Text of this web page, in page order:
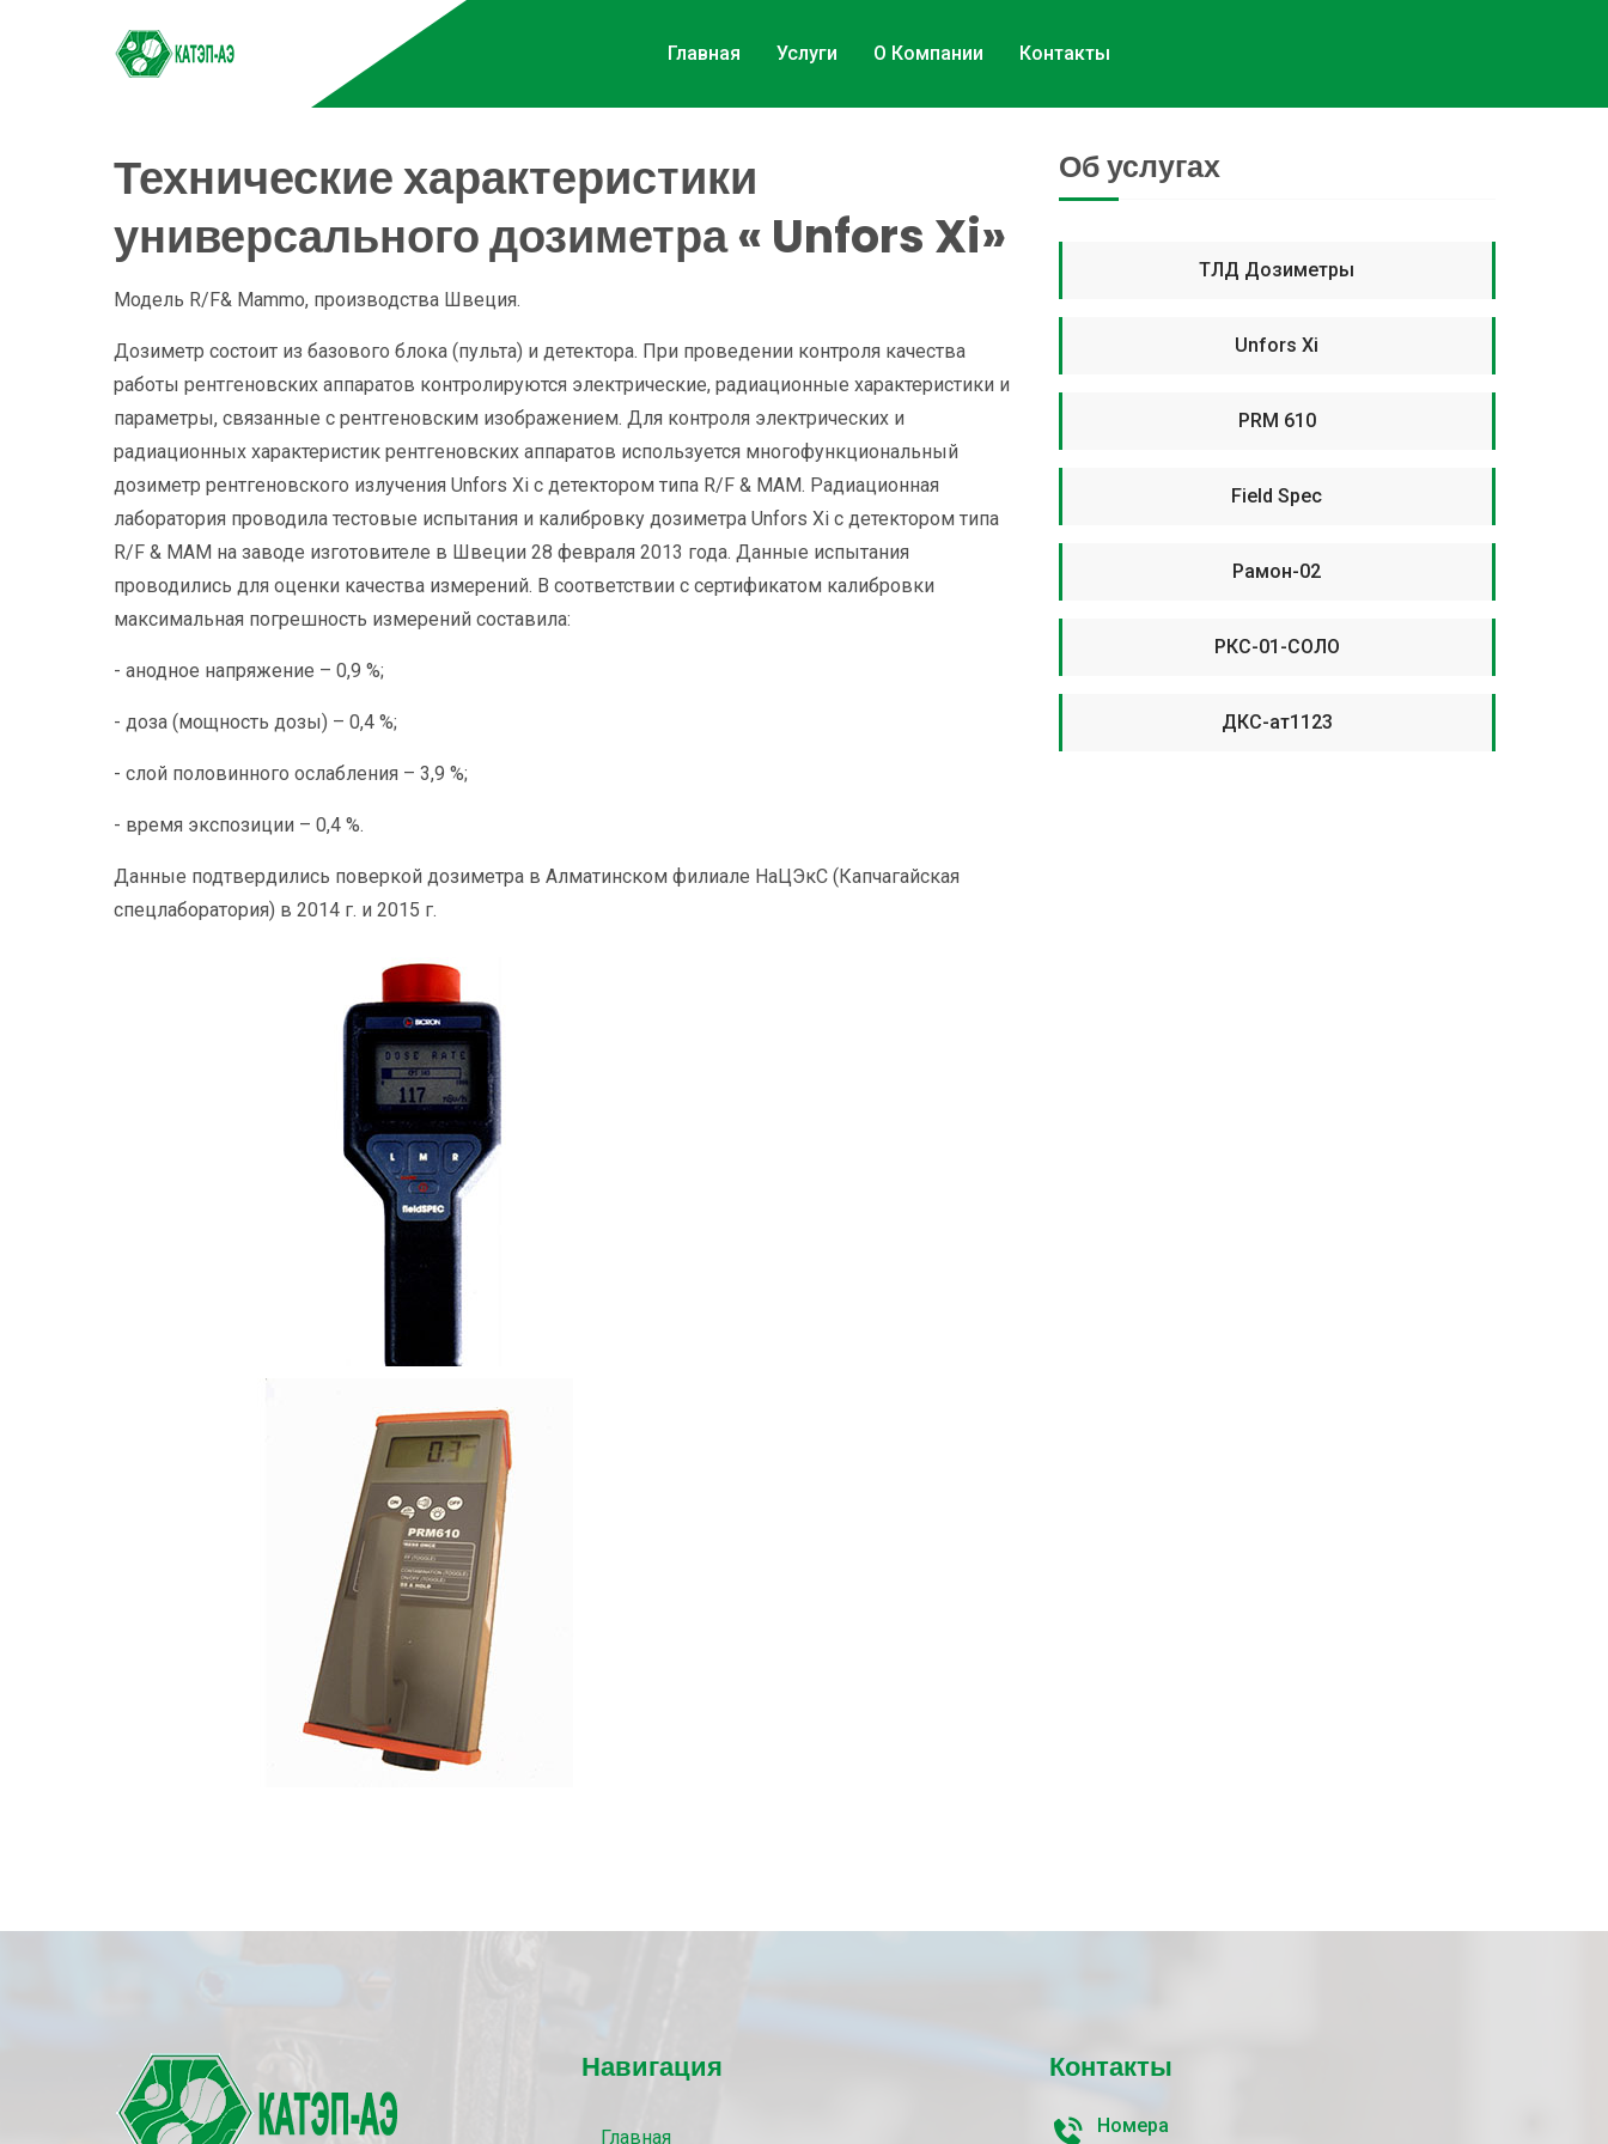
Главная
Услуги О Компании Контакты
Технические характеристики
универсального дозиметра « Unfors Xi»
Модель R/F& Mammo, производства Швеция.
Дозиметр состоит из базового блока (пульта) и детектора. При проведении контроля качества
работы рентгеновских аппаратов контролируются электрические, радиационные характеристики и
параметры, связанные с рентгеновским изображением. Для контроля электрических и
радиационных характеристик рентгеновских аппаратов используется многофункциональный
дозиметр рентгеновского излучения Unfors Xi с детектором типа R/F & MAM. Радиационная
лаборатория проводила тестовые испытания и калибровку дозиметра Unfors Xi с детектором типа
R/F & MAM на заводе изготовителе в Швеции 28 февраля 2013 года. Данные испытания
проводились для оценки качества измерений. В соответствии с сертификатом калибровки
максимальная погрешность измерений составила:
- анодное напряжение – 0,9 %;
- доза (мощность дозы) – 0,4 %;
- слой половинного ослабления – 3,9 %;
- время экспозиции – 0,4 %.
Данные подтвердились поверкой дозиметра в Алматинском филиале НаЦЭкС (Капчагайская
спецлаборатория) в 2014 г. и 2015 г.
Об услугах
ТЛД Дозиметры
Unfors Xi
PRM 610
Field Spec
Рамон-02
РКС-01-СОЛО
ДКС-ат1123
Навигация
Главная
Контакты
Номера